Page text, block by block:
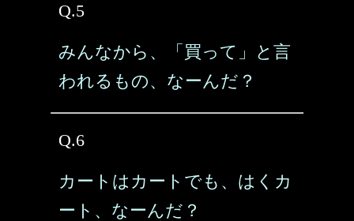
Q.5
みんなから、「買って」と言
われるもの、なーんだ？
Q.6
カートはカートでも、はくカ
ート、なーんだ？